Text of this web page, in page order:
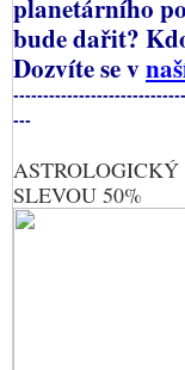
planetárního
bude dařit?
Dozvíte se v
---
SLEVOU 50%